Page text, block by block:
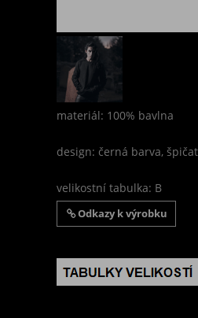
materiál: 100% bavlna
design: černá barva,
velikostní tabulka: B
Odkazy k výrobku